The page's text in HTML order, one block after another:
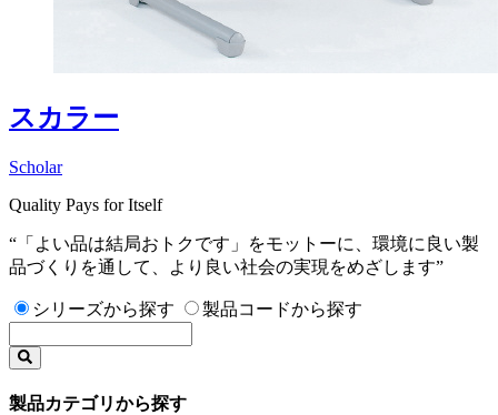
スカラー
Scholar
Quality Pays for Itself
“「よい品は結局おトクです」をモットーに、環境に良い製
品づくりを通して、より良い社会の実現をめざします”
シリーズから探す 製品コードから探す
製品カテゴリから探す